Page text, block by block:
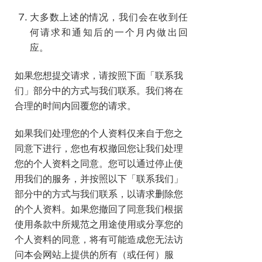
大多数上述的情况，我们会在收到任
何请求和通知后的一个月内做出回
应。
如果您想提交请求，请按照下面「联系我
们」部分中的方式与我们联系。我们将在
合理的时间内回覆您的请求。
如果我们处理您的个人资料仅来自于您之
同意下进行，您也有权撤回您让我们处理
您的个人资料之同意。您可以通过停止使
用我们的服务，并按照以下「联系我们」
部分中的方式与我们联系，以请求删除您
的个人资料。如果您撤回了同意我们根据
使用条款中所规范之用途使用或分享您的
个人资料的同意，将有可能造成您无法访
问本会网站上提供的所有（或任何）服